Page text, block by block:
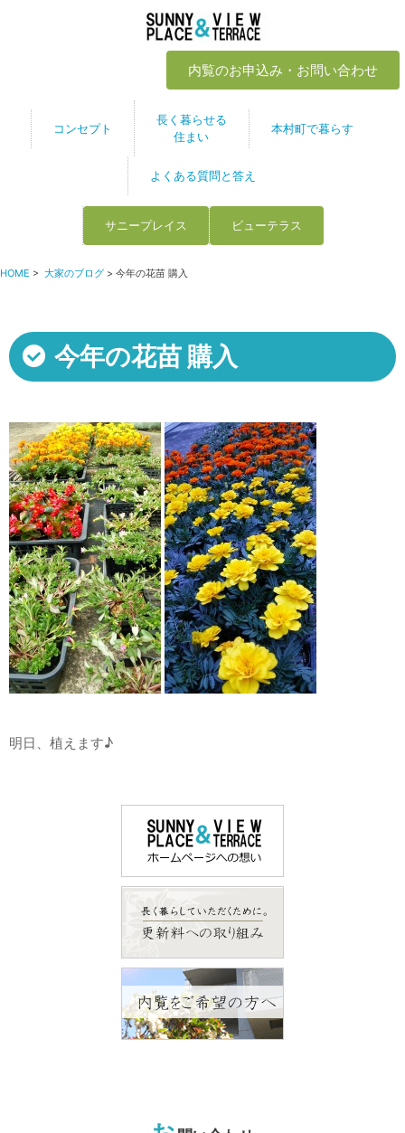
内覧のお申込み・お問い合わせ
コンセプト
長く暮らせる
住まい
本村町で暮らす
よくある質問と答え
サニープレイス ビューテラス
HOME > 大家のブログ > 今年の花苗 購入
今年の花苗 購入
明日、植えます♪